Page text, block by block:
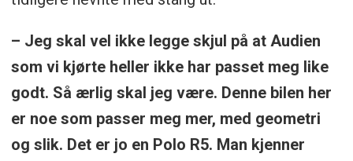
– Jeg skal vel ikke legge skjul på at Audien
som vi kjørte heller ikke har passet meg like
godt. Så ærlig skal jeg være. Denne bilen her
er noe som passer meg mer, med geometri
og slik. Det er jo en Polo R5. Man kjenner